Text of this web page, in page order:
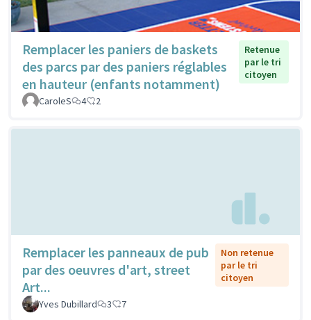
Remplacer les paniers de baskets
des parcs par des paniers réglables
en hauteur (enfants notamment)
Retenue
par le tri
citoyen
CaroleS 4 2
Remplacer les panneaux de pub
par des oeuvres d'art, street
Art...
Non retenue
par le tri
citoyen
Yves Dubillard 3 7